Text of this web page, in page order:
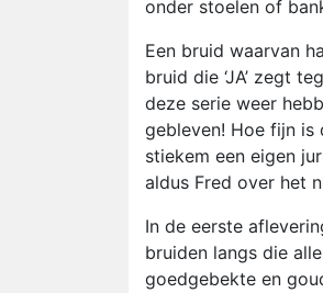
onder stoelen of
Een bruid waarvan
bruid die ‘JA’ zegt
deze serie weer
gebleven! Hoe fijn
stiekem een eigen
aldus Fred over het
In de eerste
bruiden langs die
goedgebekte en